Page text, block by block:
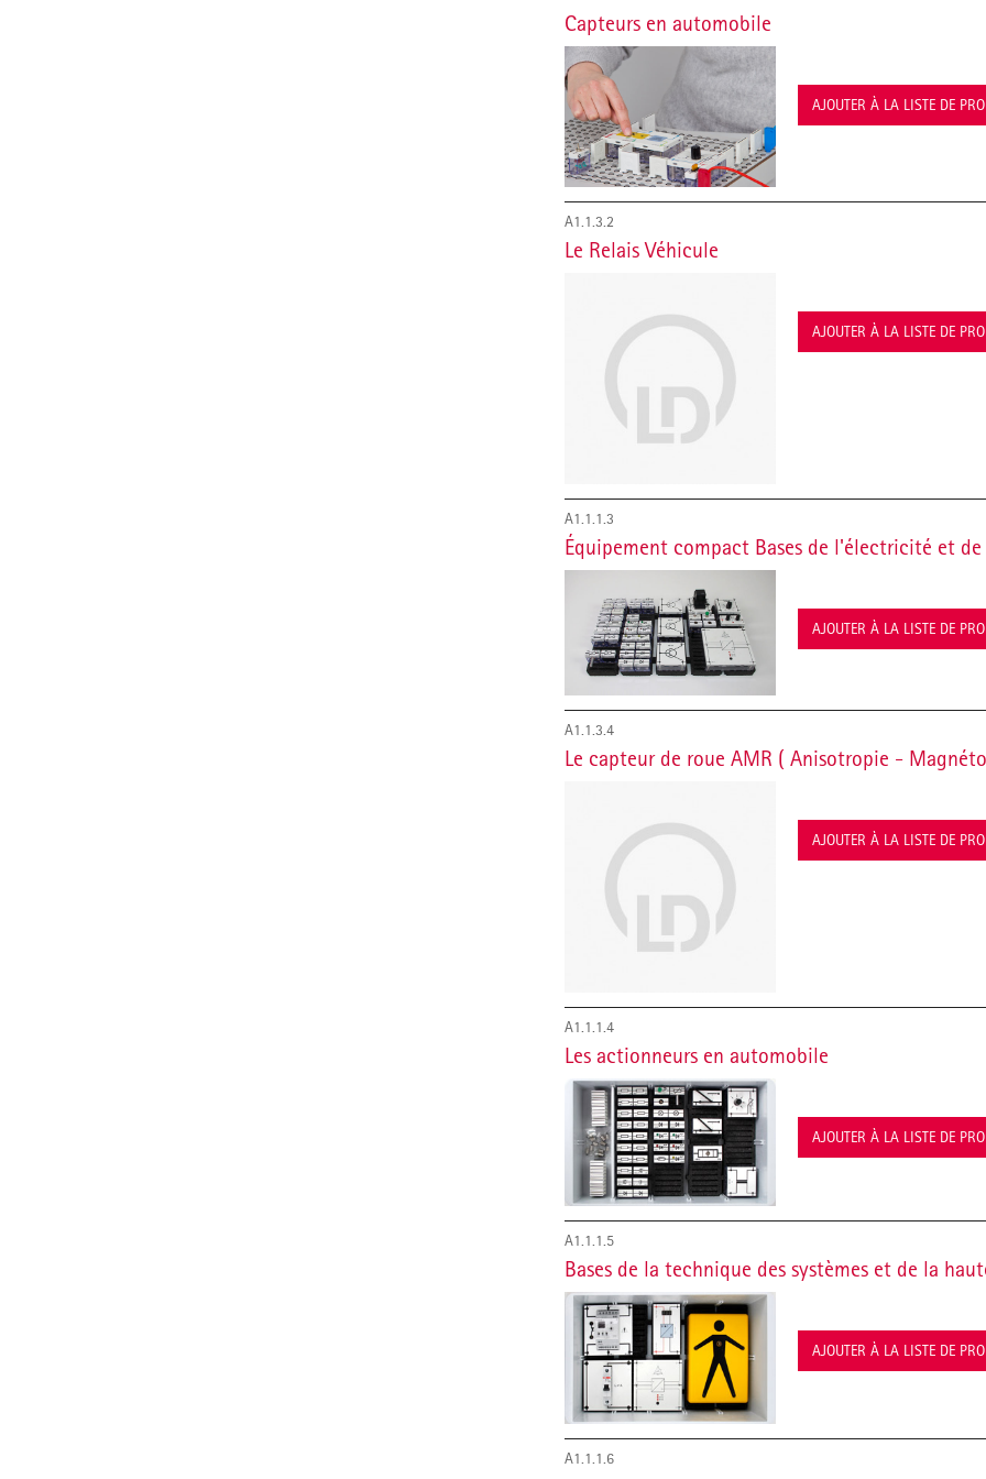
Capteurs en automobile
AJOUTER À LA LISTE DE
A1.1.3.2
Le Relais Véhicule
AJOUTER À LA LISTE DE
A1.1.1.3
Équipement compact Bases de l'électricité et
AJOUTER À LA LISTE DE
A1.1.3.4
Le capteur de roue AMR ( Anisotropie -
AJOUTER À LA LISTE DE
A1.1.1.4
Les actionneurs en automobile
AJOUTER À LA LISTE DE
A1.1.1.5
Bases de la technique des systèmes et de la
AJOUTER À LA LISTE DE
A1.1.1.6